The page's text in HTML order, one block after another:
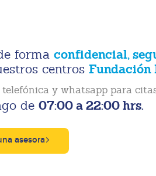
forma confidencial,
centros Fundación
y whatsapp para
de 07:00 a 22:00 hrs.
asesora